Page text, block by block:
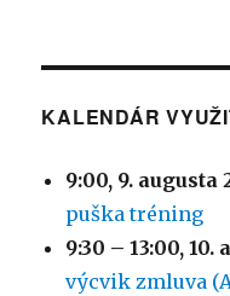
KALENDÁR
9:00, 9. augusta
puška tréning
9:30 – 13:00,10.
výcvik zmluva